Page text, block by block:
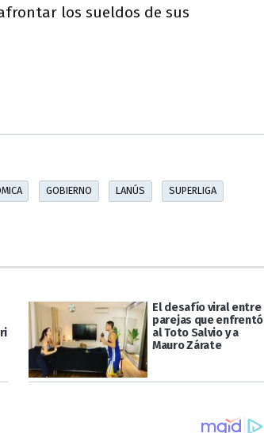
los sueldos de sus
GOBIERNO LANÚS SUPERLIGA
El desafío viral entre
parejas que enfrentó
al Toto Salvio y a
Mauro Zárate